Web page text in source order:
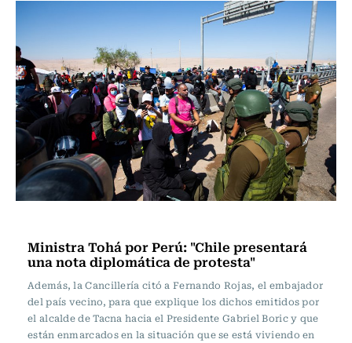
Ministra Tohá por Perú: "Chile presentará
una nota diplomática de protesta"
Además, la Cancillería citó a Fernando Rojas, el embajador
del país vecino, para que explique los dichos emitidos por
el alcalde de Tacna hacia el Presidente Gabriel Boric y que
están enmarcados en la situación que se está viviendo en